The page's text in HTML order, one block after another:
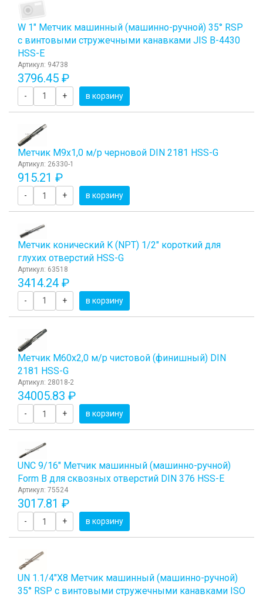
W 1" Метчик машинный (машинно-ручной) 35° RSP
с винтовыми стружечными канавками JIS B-4430
HSS-E
Артикул: 94738
3796.45 ₽
- + в корзину
Метчик М9x1,0 м/р черновой DIN 2181 HSS-G
Артикул: 26330-1
915.21 ₽
- + в корзину
Метчик конический K (NPT) 1/2" короткий для
глухих отверстий HSS-G
Артикул: 63518
3414.24 ₽
- + в корзину
Метчик М60x2,0 м/р чистовой (финишный) DIN
2181 HSS-G
Артикул: 28018-2
34005.83 ₽
- + в корзину
UNC 9/16" Метчик машинный (машинно-ручной)
Form B для сквозных отверстий DIN 376 HSS-E
Артикул: 75524
3017.81 ₽
- + в корзину
UN 1.1/4"Х8 Метчик машинный (машинно-ручной)
35° RSP с винтовыми стружечными канавками ISO